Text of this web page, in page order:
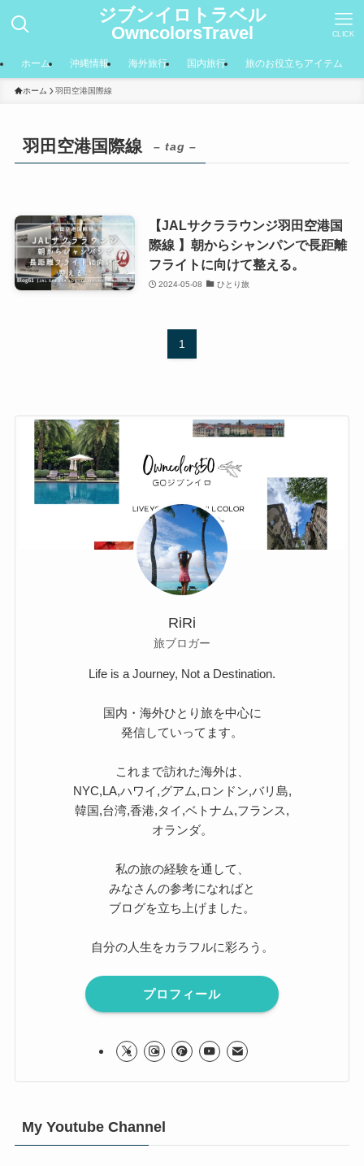
ジブンイロトラベル
OwncolorsTravel
CLICK
ホーム 沖縄情報 海外旅行 国内旅行 旅のお役立ちアイテム
ホーム 羽田空港国際線
羽田空港国際線 – tag –
【JALサクララウンジ羽田空港国
際線 】朝からシャンパンで長距離
フライトに向けて整える。
2024-05-08 ひとり旅
1
RiRi
旅ブロガー
Life is a Journey, Not a Destination.
国内・海外ひとり旅を中心に
発信していってます。
これまで訪れた海外は、
NYC,LA,ハワイ,グアム,ロンドン,バリ島,
韓国,台湾,香港,タイ,ベトナム,フランス,
オランダ。
私の旅の経験を通して、
みなさんの参考になればと
ブログを立ち上げました。
自分の人生をカラフルに彩ろう。
プロフィール
My Youtube Channel